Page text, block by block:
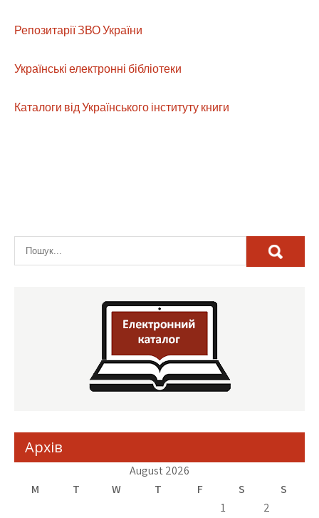
Репозитарії ЗВО України
Українські електронні бібліотеки
Каталоги від Українського інституту книги
Архів
August 2026
M
T W T F S S
1
2